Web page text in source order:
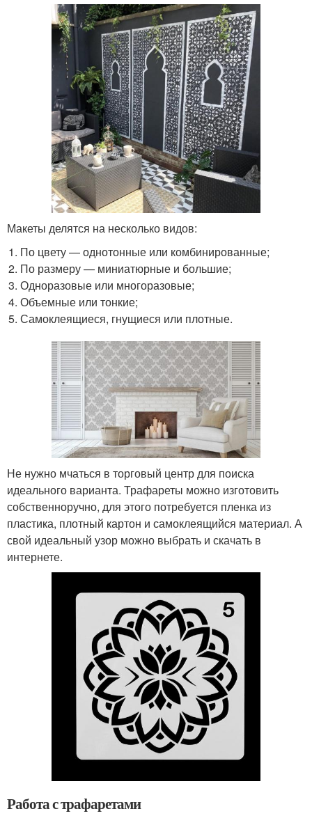
Макеты делятся на несколько видов:
По цвету — однотонные или комбинированные;
По размеру — миниатюрные и большие;
Одноразовые или многоразовые;
Объемные или тонкие;
Самоклеящиеся, гнущиеся или плотные.
Не нужно мчаться в торговый центр для поиска
идеального варианта. Трафареты можно изготовить
собственноручно, для этого потребуется пленка из
пластика, плотный картон и самоклеящийся материал. А
свой идеальный узор можно выбрать и скачать в
интернете.
Работа с трафаретами